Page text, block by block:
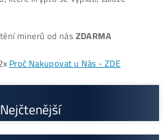
Košík